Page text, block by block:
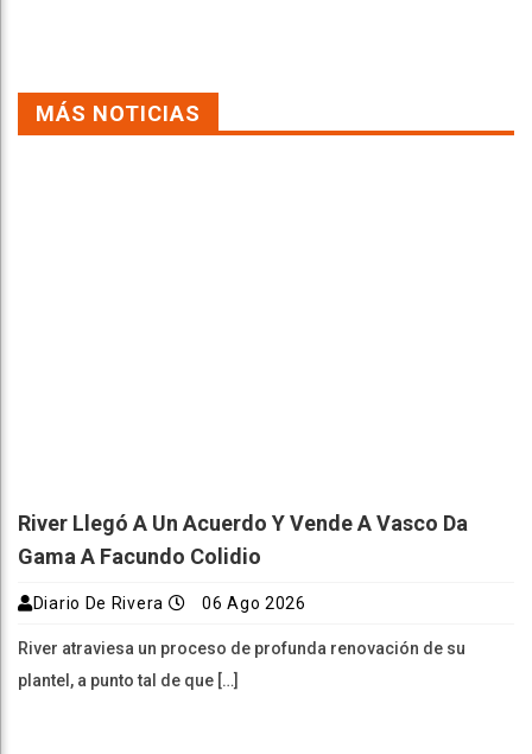
MÁS NOTICIAS
River Llegó A Un Acuerdo Y Vende A Vasco Da
Gama A Facundo Colidio
Diario De Rivera 06 Ago 2026
River atraviesa un proceso de profunda renovación de su
plantel, a punto tal de que […]